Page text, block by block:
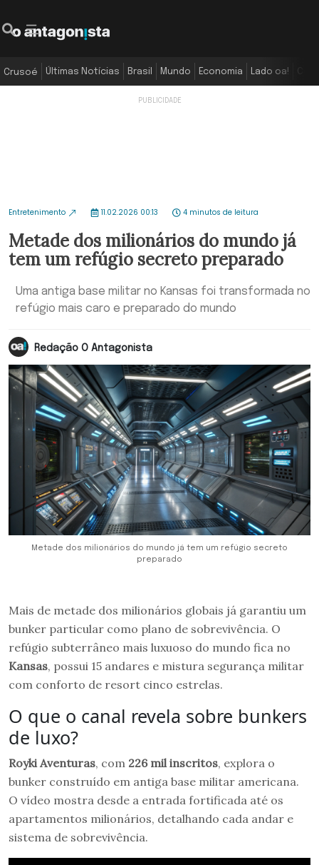
Crusoé Últimas Notícias Brasil Mundo Economia Lado oa!
Entretenimento 11.02.2026 00:13 4 minutos de leitura
Metade dos milionários do mundo já
tem um refúgio secreto preparado
Uma antiga base militar no Kansas foi transformada no
refúgio mais caro e preparado do mundo
Redação O Antagonista
Metade dos milionários do mundo já tem um refúgio secreto
preparado
Mais de metade dos milionários globais já garantiu um
bunker particular como plano de sobrevivência. O
refúgio subterrâneo mais luxuoso do mundo fica no
Kansas, possui 15 andares e mistura segurança militar
com conforto de resort cinco estrelas.
O que o canal revela sobre bunkers
de luxo?
Royki Aventuras, com 226 mil inscritos, explora o
bunker construído em antiga base militar americana.
O vídeo mostra desde a entrada fortificada até os
apartamentos milionários, detalhando cada andar e
sistema de sobrevivência.